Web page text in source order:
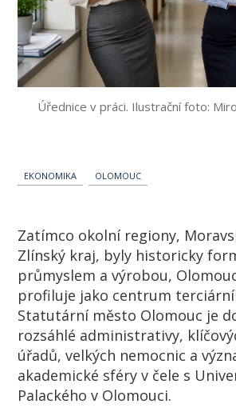
Úřednice v práci. Ilustrační foto:
EKONOMIKA OLOMOUC
Zatímco okolní regiony,
Zlínský kraj, byly historicky
průmyslem a výrobou,
profiluje jako centrum
Statutární město Olomouc je
rozsáhlé administrativy,
úřadů, velkých nemocnic a
akademické sféry v čele s
Palackého v Olomouci.